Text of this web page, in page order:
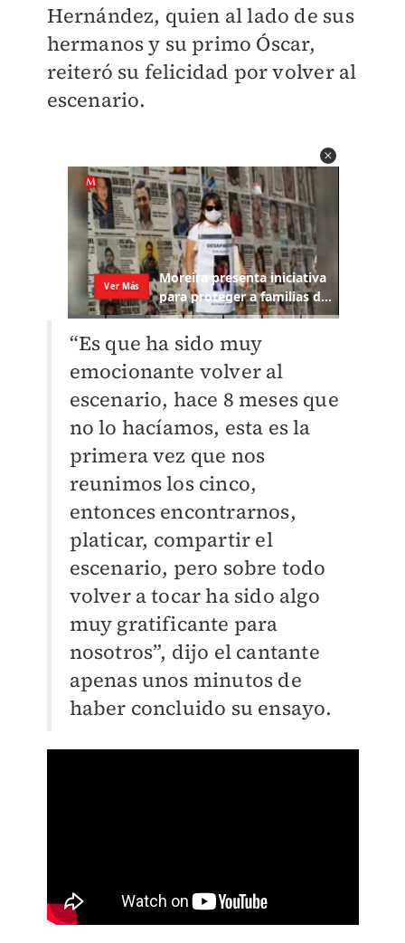
Hernández, quien al lado de sus
hermanos y su primo Óscar,
reiteró su felicidad por volver al
escenario.
“Es que ha sido muy
emocionante volver al
escenario, hace 8 meses que
no lo hacíamos, esta es la
primera vez que nos
reunimos los cinco,
entonces encontrarnos,
platicar, compartir el
escenario, pero sobre todo
volver a tocar ha sido algo
muy gratificante para
nosotros”, dijo el cantante
apenas unos minutos de
haber concluido su ensayo.